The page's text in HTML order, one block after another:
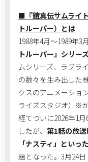
■『鎧真伝サムライ
トルーパー）とは
1988年4月～1989年3
トルーパー』シリー
ムシリーズ、ラブラ
の数々を生み出した
クスのアニメーショ
ライズスタジオ）※
経てついに2026年1
したが、 第1話の放
「ナスティ」といっ
題となった。3月24